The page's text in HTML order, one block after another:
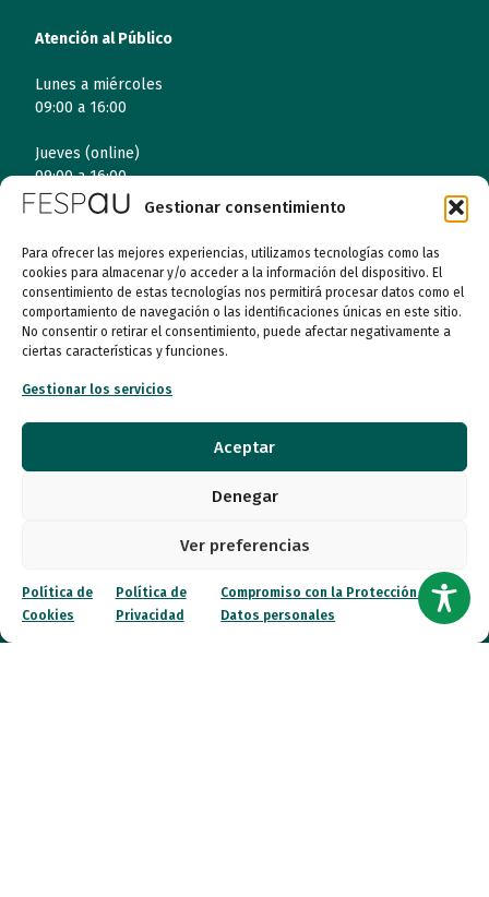
Gestionar consentimiento
Para ofrecer las mejores experiencias, utilizamos tecnologías como las
cookies para almacenar y/o acceder a la información del dispositivo. El
consentimiento de estas tecnologías nos permitirá procesar datos como el
comportamiento de navegación o las identificaciones únicas en este sitio.
No consentir o retirar el consentimiento, puede afectar negativamente a
ciertas características y funciones.
Gestionar los servicios
Aceptar
Denegar
Ver preferencias
Política de
Cookies
Política de
Privacidad
Compromiso con la Protección de
Datos personales
Atención al Público
Lunes a miércoles
09:00 a 16:00
Jueves (online)
09:00 a 16:00
09:00 a 14:00
Quiénes somos
Autismo
Recursos
Noticias